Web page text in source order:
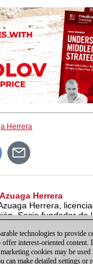
Herrera
Herrera
Herrera,
Socio fundador de
de Ajedrez (Nivel I-
technologies to provide
offer interest-oriented content.
cookies may be
can make detailed settings or